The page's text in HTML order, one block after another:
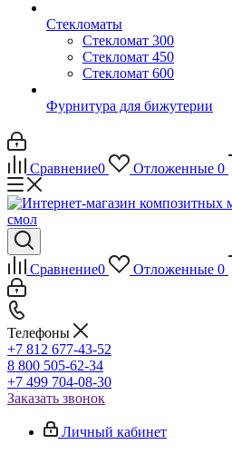
Стекломаты
Стекломат 300
Стекломат 450
Стекломат 600
Фурнитура для бижутерии
Сравнение0 Отложенные 0
Сравнение0 Отложенные 0
Телефоны
+7 812 677-43-52
8 800 505-62-34
+7 499 704-08-30
Заказать звонок
Личный кабинет